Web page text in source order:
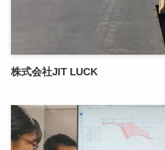
株式会社JIT LUCK